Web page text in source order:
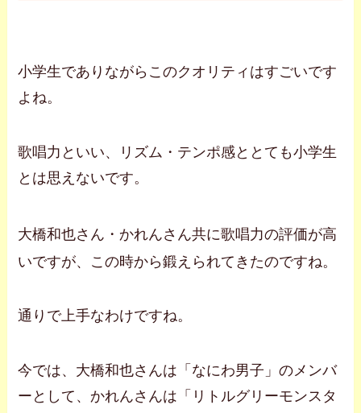
小学生でありながらこのクオリティはすごいです
よね。
歌唱力といい、リズム・テンポ感ととても小学生
とは思えないです。
大橋和也さん・かれんさん共に歌唱力の評価が高
いですが、この時から鍛えられてきたのですね。
通りで上手なわけですね。
今では、大橋和也さんは「なにわ男子」のメンバ
ーとして、かれんさんは「リトルグリーモンスタ